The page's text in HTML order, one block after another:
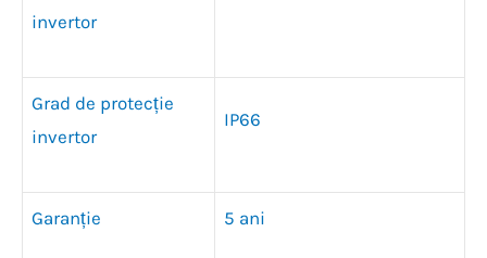
invertor
Grad de protecție
invertor
IP66
Garanție 5 ani